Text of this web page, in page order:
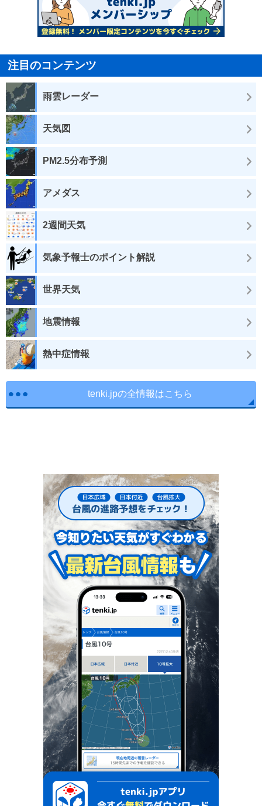
注目のコンテンツ
雨雲レーダー
天気図
PM2.5分布予測
アメダス
2週間天気
気象予報士のポイント解説
世界天気
地震情報
熱中症情報
tenki.jpの全情報はこちら